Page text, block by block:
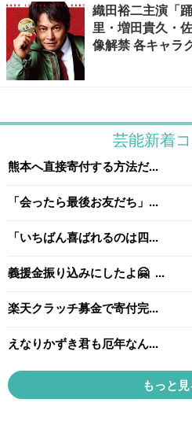
織田裕二主演「
里・増田貴久・
像解禁 各キャラ